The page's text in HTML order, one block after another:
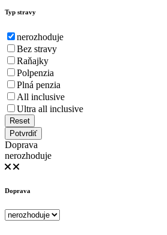
Typ stravy
nerozhoduje
Bez stravy
Raňajky
Polpenzia
Plná penzia
All inclusive
Ultra all inclusive
Reset
Potvrdiť
Doprava
nerozhoduje
Doprava